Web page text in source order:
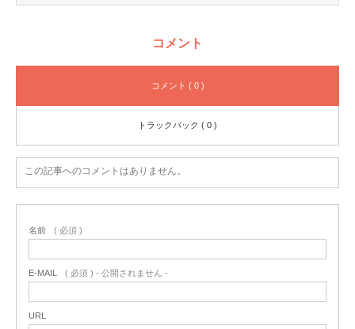
コメント
コメント ( 0 )
トラックバック ( 0 )
この記事へのコメントはありません。
名前 ( 必須 )
E-MAIL ( 必須 ) - 公開されません -
URL